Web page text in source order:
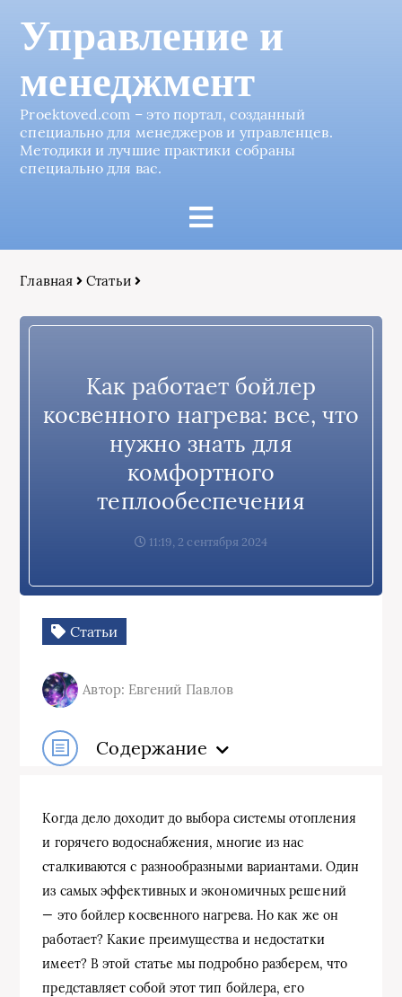
Управление и
менеджмент
Proektoved.com – это портал, созданный
специально для менеджеров и управленцев.
Методики и лучшие практики собраны
специально для вас.
Главная Статьи
Как работает бойлер
косвенного нагрева: все, что
нужно знать для
комфортного
теплообеспечения
11:19, 2 сентября 2024
Статьи
Автор: Евгений Павлов
Содержание
Когда дело доходит до выбора системы отопления
и горячего водоснабжения, многие из нас
сталкиваются с разнообразными вариантами. Один
из самых эффективных и экономичных решений
— это бойлер косвенного нагрева. Но как же он
работает? Какие преимущества и недостатки
имеет? В этой статье мы подробно разберем, что
представляет собой этот тип бойлера, его